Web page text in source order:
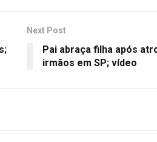
Next Post
Pai abraça filha após
irmãos em SP; vídeo